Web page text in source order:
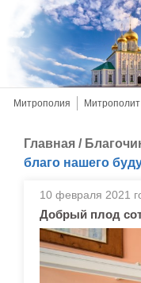
Митрополия Митрополит
Главная /
благо нашего
10 февраля 2021
Добрый плод